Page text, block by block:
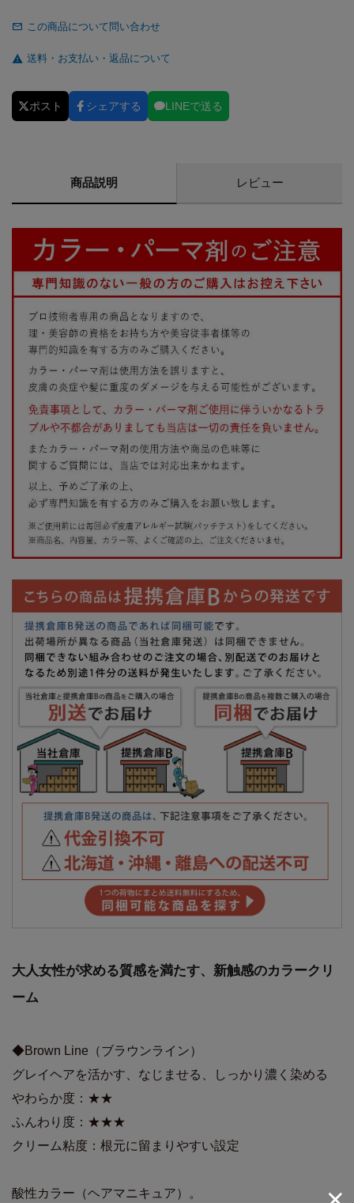
この商品について問い合わせ
送料・お支払い・返品について
ポスト シェアする LINEで送る
商品説明 レビュー
大人女性が求める質感を満たす、新触感のカラークリ
ーム
◆Brown Line（ブラウンライン）
グレイヘアを活かす、なじませる、しっかり濃く染める
やわらか度：★★
ふんわり度：★★★
クリーム粘度：根元に留まりやすい設定
酸性カラー（ヘアマニキュア）。